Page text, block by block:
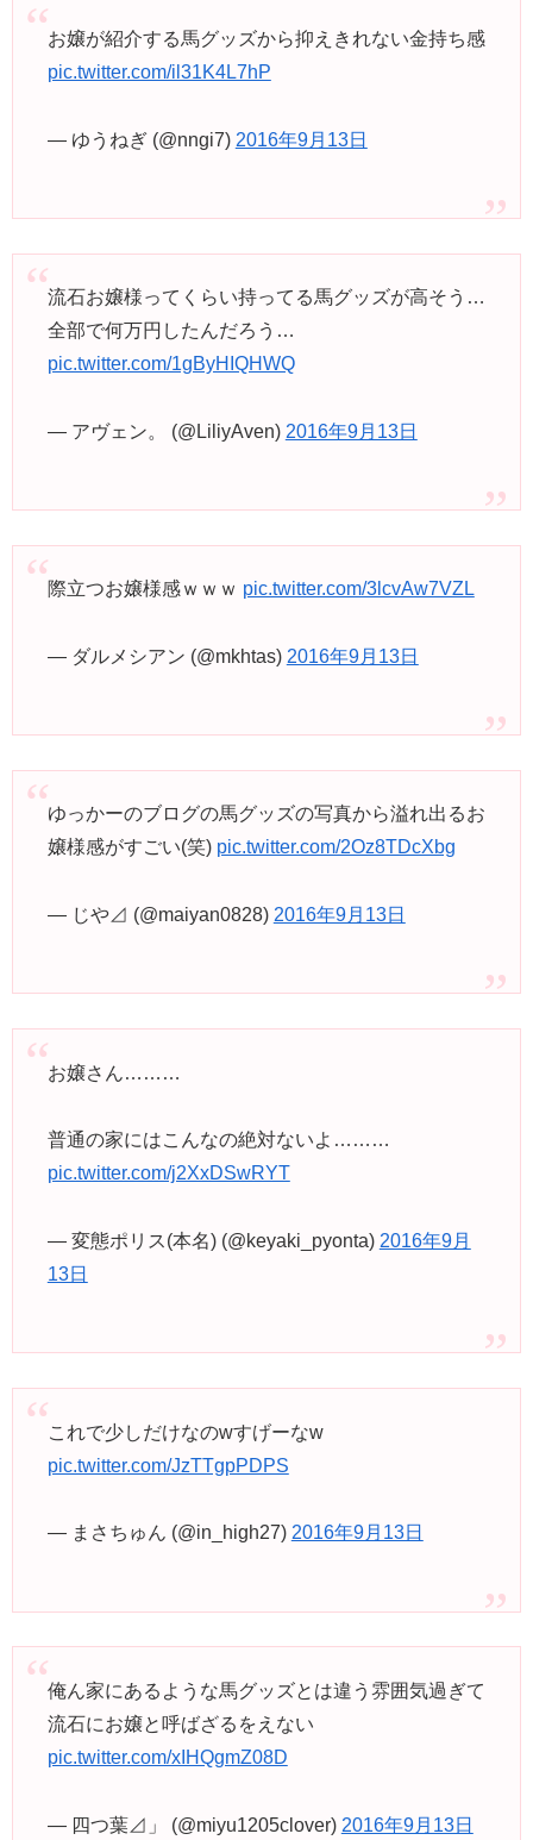
お嬢が紹介する馬グッズから抑えきれない金持ち感
pic.twitter.com/il31K4L7hP
— ゆうねぎ (@nngi7) 2016年9月13日
流石お嬢様ってくらい持ってる馬グッズが高そう…
全部で何万円したんだろう…
pic.twitter.com/1gByHIQHWQ
— アヴェン。 (@LiliyAven) 2016年9月13日
際立つお嬢様感ｗｗｗ pic.twitter.com/3lcvAw7VZL
— ダルメシアン (@mkhtas) 2016年9月13日
ゆっかーのブログの馬グッズの写真から溢れ出るお
嬢様感がすごい(笑) pic.twitter.com/2Oz8TDcXbg
— じや⊿ (@maiyan0828) 2016年9月13日
お嬢さん………
普通の家にはこんなの絶対ないよ………
pic.twitter.com/j2XxDSwRYT
— 変態ポリス(本名) (@keyaki_pyonta) 2016年9月
13日
これで少しだけなのwすげーなw
pic.twitter.com/JzTTgpPDPS
— まさちゅん (@in_high27) 2016年9月13日
俺ん家にあるような馬グッズとは違う雰囲気過ぎて
流石にお嬢と呼ばざるをえない
pic.twitter.com/xIHQgmZ08D
— 四つ葉⊿」 (@miyu1205clover) 2016年9月13日